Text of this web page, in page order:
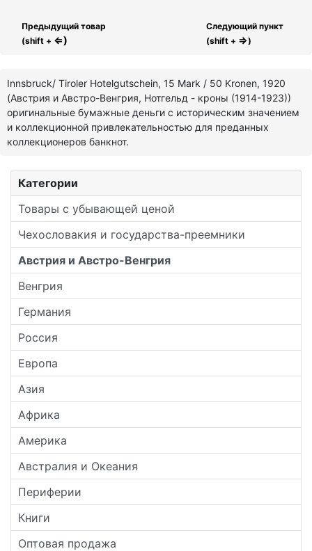
Категории
Товары с убывающей ценой
Чехословакия и государства-преемники
Австрия и Австро-Венгрия
Венгрия
Германия
Россия
Европа
Азия
Африка
Америка
Австралия и Океания
Периферии
Книги
Оптовая продажа
Предыдущий товар
(shift + ⇐)
Следующий пункт
(shift + ⇒)
Innsbruck/ Tiroler Hotelgutschein, 15 Mark / 50 Kronen, 1920
(Австрия и Австро-Венгрия, Нотгельд - кроны (1914-1923))
оригинальные бумажные деньги с историческим значением
и коллекционной привлекательностью для преданных
коллекционеров банкнот.